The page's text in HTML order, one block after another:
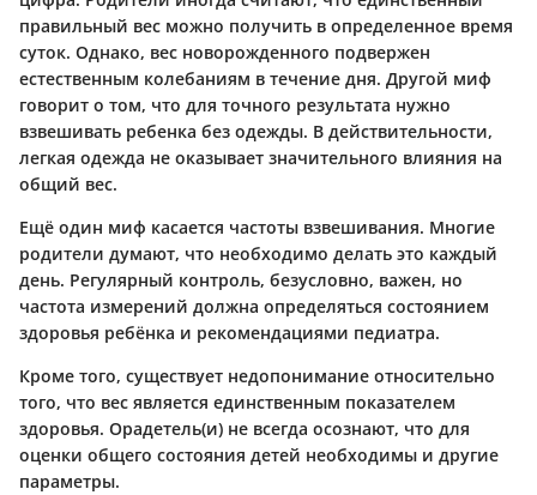
правильный вес можно получить в определенное время
суток. Однако, вес новорожденного подвержен
естественным колебаниям в течение дня. Другой миф
говорит о том, что для точного результата нужно
взвешивать ребенка без одежды. В действительности,
легкая одежда не оказывает значительного влияния на
общий вес.
Ещё один миф касается частоты взвешивания. Многие
родители думают, что необходимо делать это каждый
день. Регулярный контроль, безусловно, важен, но
частота измерений должна определяться состоянием
здоровья ребёнка и рекомендациями педиатра.
Кроме того, существует недопонимание относительно
того, что вес является единственным показателем
здоровья. Орадетель(и) нe всегда осознают, что для
оценки общего состояния детей необходимы и другие
параметры.